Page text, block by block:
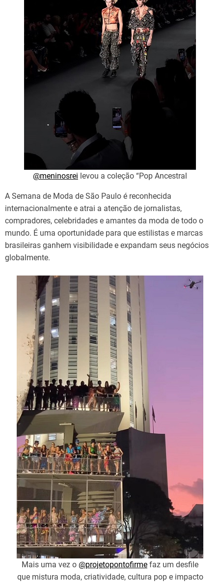
@meninosrei levou a coleção “Pop Ancestral
A Semana de Moda de São Paulo é reconhecida
internacionalmente e atrai a atenção de jornalistas,
compradores, celebridades e amantes da moda de todo o
mundo. É uma oportunidade para que estilistas e marcas
brasileiras ganhem visibilidade e expandam seus negócios
globalmente.
Mais uma vez o @projetopontofirme faz um desfile
que mistura moda, criatividade, cultura pop e impacto